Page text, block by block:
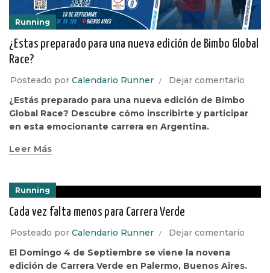
Running
¿Estas preparado para una nueva edición de Bimbo Global
Race?
Posteado por Calendario Runner
Dejar comentario
¿Estás preparado para una nueva edición de Bimbo
Global Race? Descubre cómo inscribirte y participar
en esta emocionante carrera en Argentina.
Leer Más
Running
Cada vez falta menos para Carrera Verde
Posteado por Calendario Runner
Dejar comentario
El Domingo 4 de Septiembre se viene la novena
edición de Carrera Verde en Palermo, Buenos Aires.